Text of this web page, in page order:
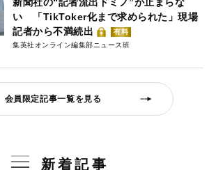
い 「TikToker化まで求められた」現場
記者から不満続出
有料
集英社オンライン編集部ニュース班
会員限定記事一覧を見る
新着記事